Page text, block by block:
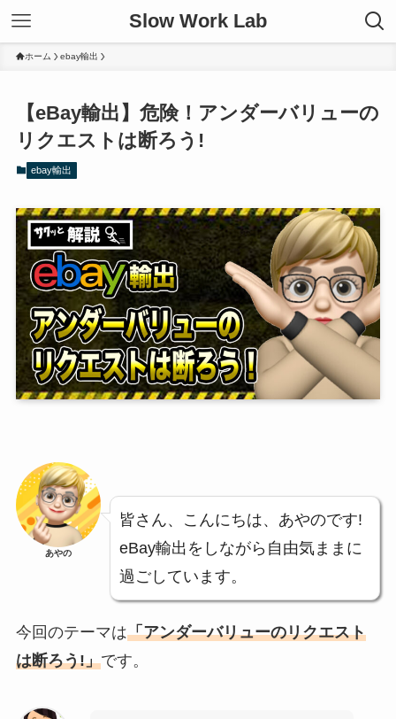
Slow Work Lab
ホーム ebay輸出
【eBay輸出】危険！アンダーバリューの
リクエストは断ろう!
ebay輸出
あやの
皆さん、こんにちは、あやのです!
eBay輸出をしながら自由気ままに
過ごしています。
今回のテーマは「アンダーバリューのリクエスト
は断ろう!」です。